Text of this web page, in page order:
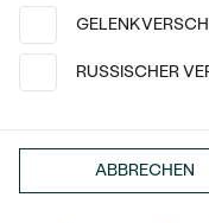
RUSSISCHER
ABBRECHEN
14k 14k
14 Karat Roségold, Diamant
von € 1 919